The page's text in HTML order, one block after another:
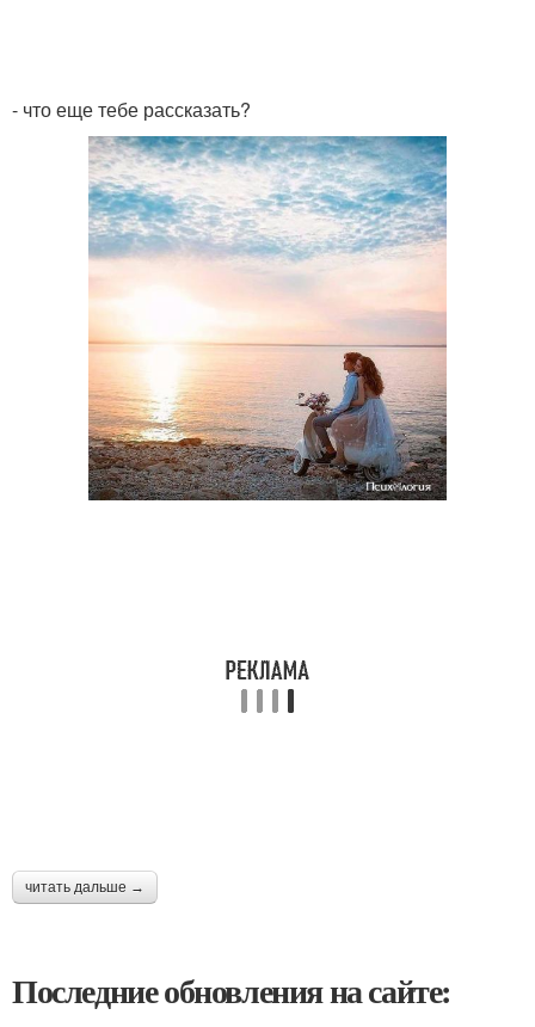
- что еще тебе рассказать?
читать дальше →
Последние обновления на сайте: